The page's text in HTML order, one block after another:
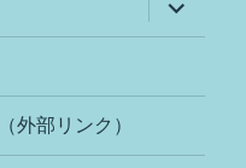
ブ
メ
ー
開
外部リンク）